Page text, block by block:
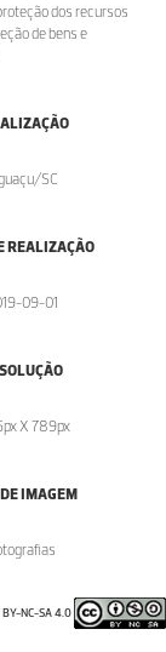
dos recursos
de bens e
SC
REALIZAÇÃO
09-01
X 789px
IMAGEM
NC-SA 4.0